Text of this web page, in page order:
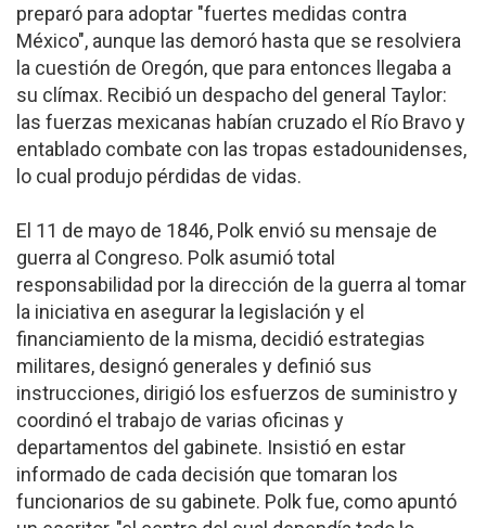
preparó para adoptar "fuertes medidas contra
México", aunque las demoró hasta que se resolviera
la cuestión de Oregón, que para entonces llegaba a
su clímax. Recibió un despacho del general Taylor:
las fuerzas mexicanas habían cruzado el Río Bravo y
entablado combate con las tropas estadounidenses,
lo cual produjo pérdidas de vidas.
El 11 de mayo de 1846, Polk envió su mensaje de
guerra al Congreso. Polk asumió total
responsabilidad por la dirección de la guerra al tomar
la iniciativa en asegurar la legislación y el
financiamiento de la misma, decidió estrategias
militares, designó generales y definió sus
instrucciones, dirigió los esfuerzos de suministro y
coordinó el trabajo de varias oficinas y
departamentos del gabinete. Insistió en estar
informado de cada decisión que tomaran los
funcionarios de su gabinete. Polk fue, como apuntó